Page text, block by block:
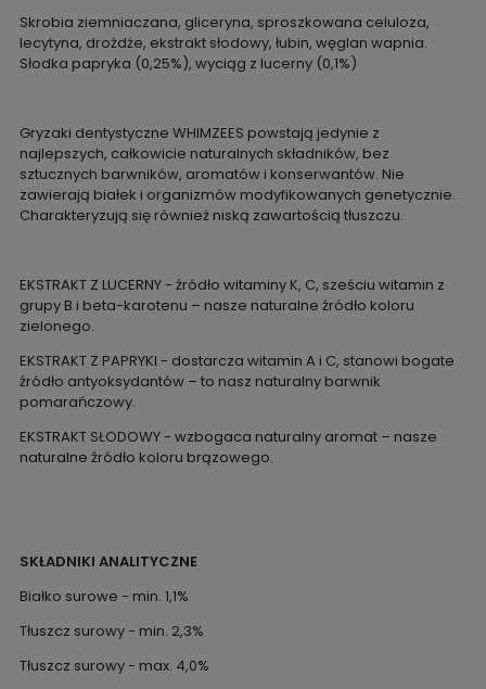
Skrobia ziemniaczana, gliceryna, sproszkowana celuloza,
lecytyna, drożdże, ekstrakt słodowy, łubin, węglan wapnia.
Słodka papryka (0,25%), wyciąg z lucerny (0,1%)
Gryzaki dentystyczne WHIMZEES powstają jedynie z
najlepszych, całkowicie naturalnych składników, bez
sztucznych barwników, aromatów i konserwantów. Nie
zawierają białek i organizmów modyfikowanych genetycznie.
Charakteryzują się również niską zawartością tłuszczu.
EKSTRAKT Z LUCERNY - źródło witaminy K, C, sześciu witamin z
grupy B i beta-karotenu – nasze naturalne źródło koloru
zielonego.
EKSTRAKT Z PAPRYKI - dostarcza witamin A i C, stanowi bogate
źródło antyoksydantów – to nasz naturalny barwnik
pomarańczowy.
EKSTRAKT SŁODOWY - wzbogaca naturalny aromat – nasze
naturalne źródło koloru brązowego.
SKŁADNIKI ANALITYCZNE
Białko surowe - min. 1,1%
Tłuszcz surowy - min. 2,3%
Tłuszcz surowy - max. 4,0%